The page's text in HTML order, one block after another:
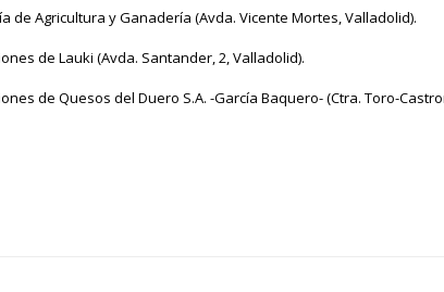
Agricultura y Ganadería (Avda. Vicente Mortes, Valladolid).
de Lauki (Avda. Santander, 2, Valladolid).
de Quesos del Duero S.A. -García Baquero- (Ctra. Toro-